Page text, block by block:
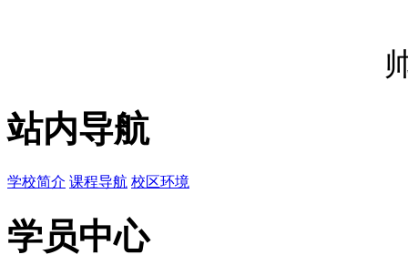
站内导航
学校简介 课程导航 校区环境
学员中心